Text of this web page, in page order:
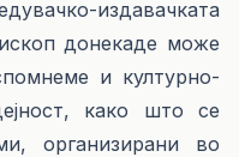
издавачката
донекаде може
и културно-
како што се
организирани во